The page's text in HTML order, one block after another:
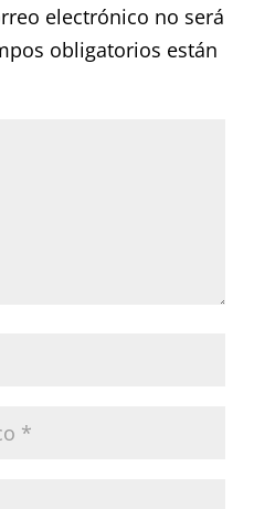
electrónico no será
obligatorios están